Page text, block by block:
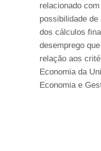
relacionado
possibilidade
dos cálculos
desemprego
relação aos
Economia da
Economia e